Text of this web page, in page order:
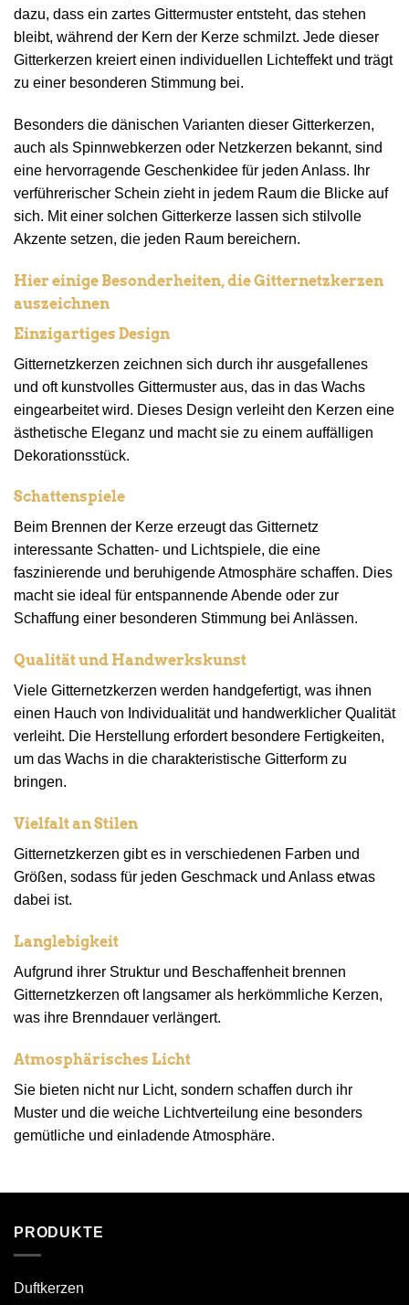
dazu, dass ein zartes Gittermuster entsteht, das stehen
bleibt, während der Kern der Kerze schmilzt. Jede dieser
Gitterkerzen kreiert einen individuellen Lichteffekt und trägt
zu einer besonderen Stimmung bei.
Besonders die dänischen Varianten dieser Gitterkerzen,
auch als Spinnwebkerzen oder Netzkerzen bekannt, sind
eine hervorragende Geschenkidee für jeden Anlass. Ihr
verführerischer Schein zieht in jedem Raum die Blicke auf
sich. Mit einer solchen Gitterkerze lassen sich stilvolle
Akzente setzen, die jeden Raum bereichern.
Hier einige Besonderheiten, die Gitternetzkerzen
auszeichnen
Einzigartiges Design
Gitternetzkerzen zeichnen sich durch ihr ausgefallenes
und oft kunstvolles Gittermuster aus, das in das Wachs
eingearbeitet wird. Dieses Design verleiht den Kerzen eine
ästhetische Eleganz und macht sie zu einem auffälligen
Dekorationsstück.
Schattenspiele
Beim Brennen der Kerze erzeugt das Gitternetz
interessante Schatten- und Lichtspiele, die eine
faszinierende und beruhigende Atmosphäre schaffen. Dies
macht sie ideal für entspannende Abende oder zur
Schaffung einer besonderen Stimmung bei Anlässen.
Qualität und Handwerkskunst
Viele Gitternetzkerzen werden handgefertigt, was ihnen
einen Hauch von Individualität und handwerklicher Qualität
verleiht. Die Herstellung erfordert besondere Fertigkeiten,
um das Wachs in die charakteristische Gitterform zu
bringen.
Vielfalt an Stilen
Gitternetzkerzen gibt es in verschiedenen Farben und
Größen, sodass für jeden Geschmack und Anlass etwas
dabei ist.
Langlebigkeit
Aufgrund ihrer Struktur und Beschaffenheit brennen
Gitternetzkerzen oft langsamer als herkömmliche Kerzen,
was ihre Brenndauer verlängert.
Atmosphärisches Licht
Sie bieten nicht nur Licht, sondern schaffen durch ihr
Muster und die weiche Lichtverteilung eine besonders
gemütliche und einladende Atmosphäre.
PRODUKTE
Duftkerzen